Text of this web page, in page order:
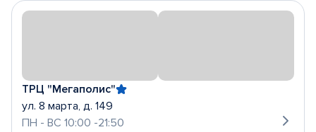
ТРЦ "Мегаполис"
ул. 8 марта, д. 149
ПН - ВС 10:00 -21:50